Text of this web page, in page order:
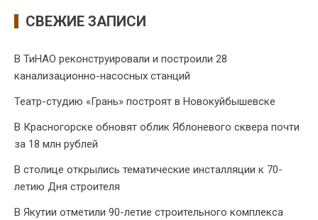
СВЕЖИЕ ЗАПИСИ
В ТиНАО реконструировали и построили 28
канализационно-насосных станций
Театр-студию «Грань» построят в Новокуйбышевске
В Красногорске обновят облик Яблоневого сквера почти
за 18 млн рублей
В столице открылись тематические инсталляции к 70-
летию Дня строителя
В Якутии отметили 90-летие строительного комплекса